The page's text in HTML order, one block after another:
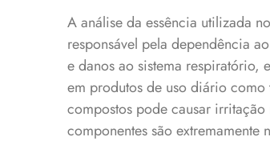
A análise da essência utilizada
responsável pela dependência
e danos ao sistema respiratório,
em produtos de uso diário como
compostos pode causar irritação
componentes são extremamente